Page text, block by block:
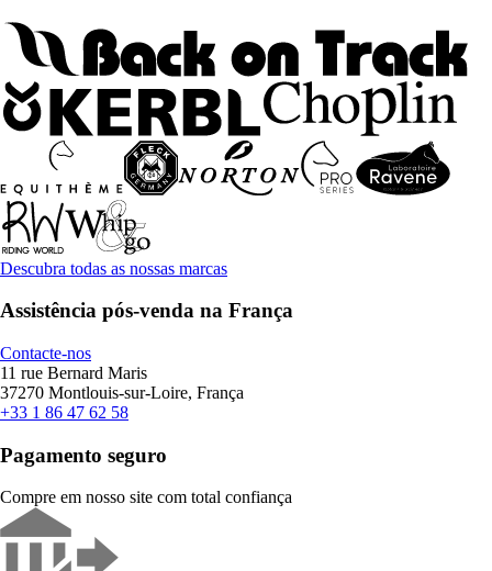
Descubra todas as nossas marcas
Assistência pós-venda na França
Contacte-nos
11 rue Bernard Maris
37270 Montlouis-sur-Loire, França
+33 1 86 47 62 58
Pagamento seguro
Compre em nosso site com total confiança